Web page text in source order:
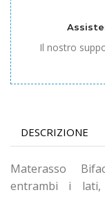
Il nostro
DESCRIZIONE
Materasso
entrambi i lati,